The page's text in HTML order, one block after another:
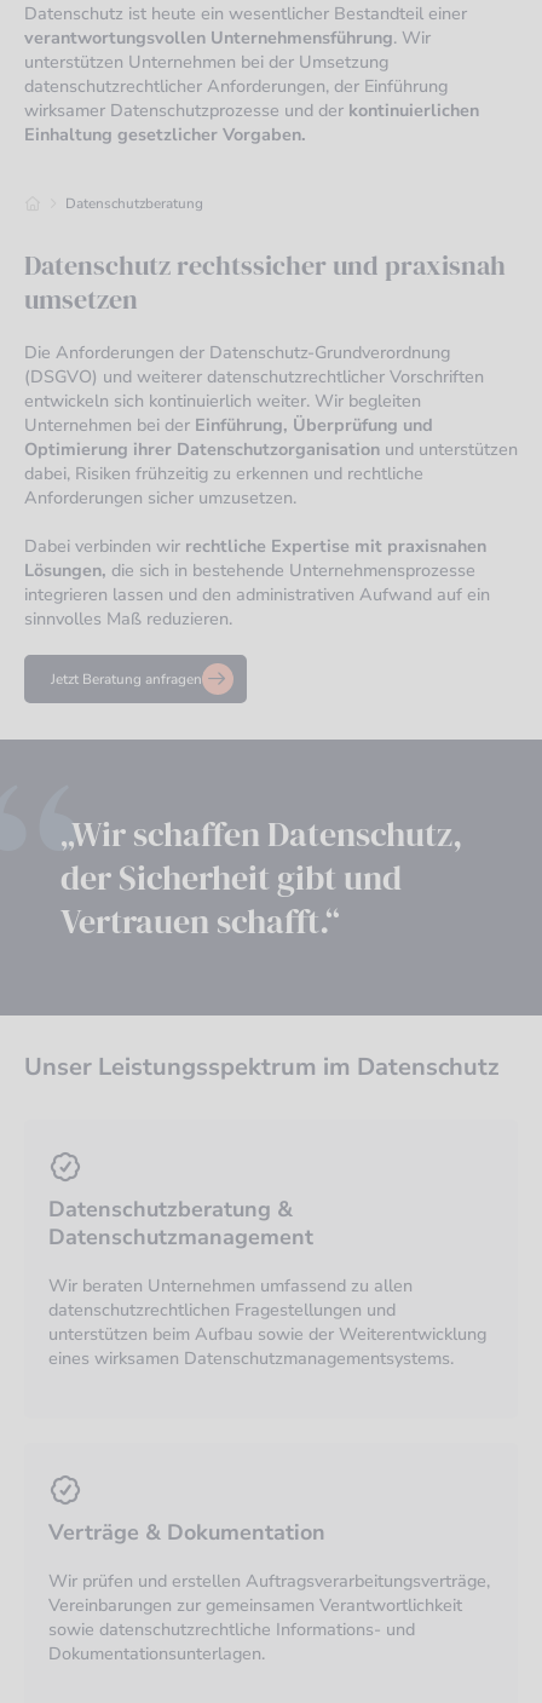
Datenschutz ist heute ein wesentlicher Bestandteil einer
verantwortungsvollen Unternehmensführung. Wir
unterstützen Unternehmen bei der Umsetzung
datenschutzrechtlicher Anforderungen, der Einführung
wirksamer Datenschutzprozesse und der kontinuierlichen
Einhaltung gesetzlicher Vorgaben.
Datenschutzberatung
Datenschutz rechtssicher und praxisnah
umsetzen
Die Anforderungen der Datenschutz-Grundverordnung
(DSGVO) und weiterer datenschutzrechtlicher Vorschriften
entwickeln sich kontinuierlich weiter. Wir begleiten
Unternehmen bei der Einführung, Überprüfung und
Optimierung ihrer Datenschutzorganisation und unterstützen
dabei, Risiken frühzeitig zu erkennen und rechtliche
Anforderungen sicher umzusetzen.
Dabei verbinden wir rechtliche Expertise mit praxisnahen
Lösungen, die sich in bestehende Unternehmensprozesse
integrieren lassen und den administrativen Aufwand auf ein
sinnvolles Maß reduzieren.
Jetzt Beratung anfragen
„Wir schaffen Datenschutz,
der Sicherheit gibt und
Vertrauen schafft.“
Unser Leistungsspektrum im Datenschutz
Datenschutzberatung &
Datenschutzmanagement
Wir beraten Unternehmen umfassend zu allen
datenschutzrechtlichen Fragestellungen und
unterstützen beim Aufbau sowie der Weiterentwicklung
eines wirksamen Datenschutzmanagementsystems.
Verträge & Dokumentation
Wir prüfen und erstellen Auftragsverarbeitungsverträge,
Vereinbarungen zur gemeinsamen Verantwortlichkeit
sowie datenschutzrechtliche Informations- und
Dokumentationsunterlagen.